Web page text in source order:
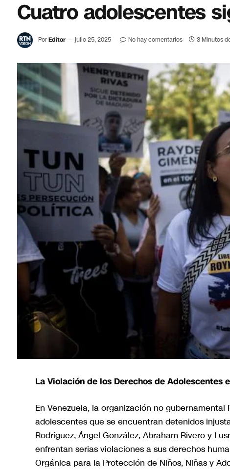
Cuatro adolescentes
PorEditor julio 25, 2025 No hay comentarios 3 Minutos
La Violación de los Derechos de Adolescentes
En Venezuela, la organización no
adolescentes que se encuentran detenidos
Rodríguez, Ángel González, Abraham Rivero y
enfrentan serias violaciones a sus derechos
Orgánica para la Protección de Niños, Niñas y